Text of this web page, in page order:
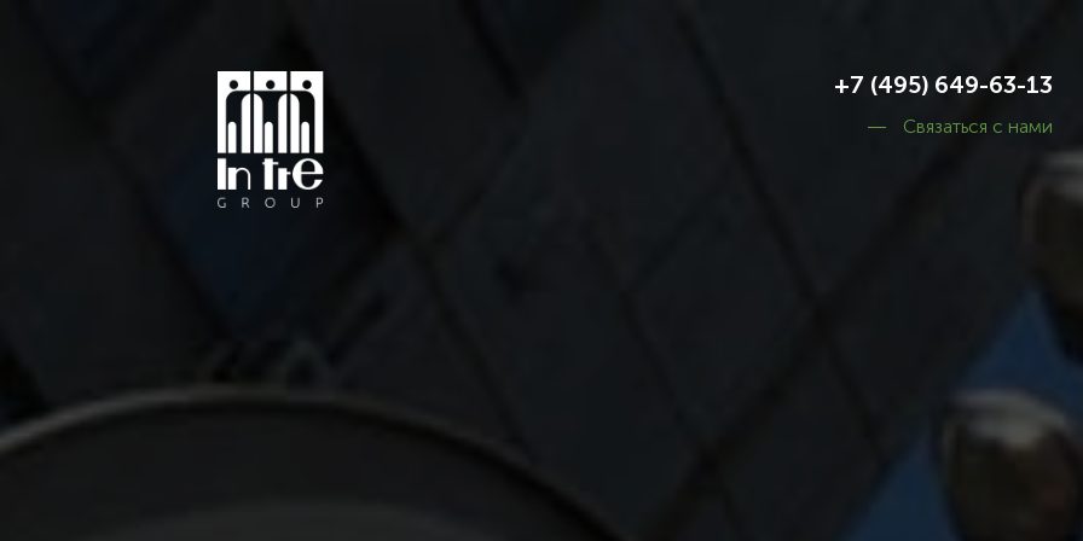
+7 (495) 649-63-13
Связаться с нами